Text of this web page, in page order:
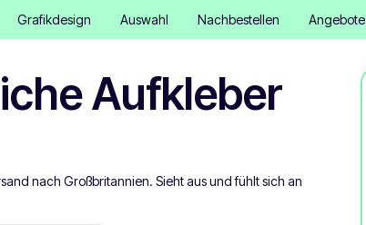
Grafikdesign Auswahl Nachbestellen Angebote
Aufkleber
nach Großbritannien. Sieht aus und fühlt sich an